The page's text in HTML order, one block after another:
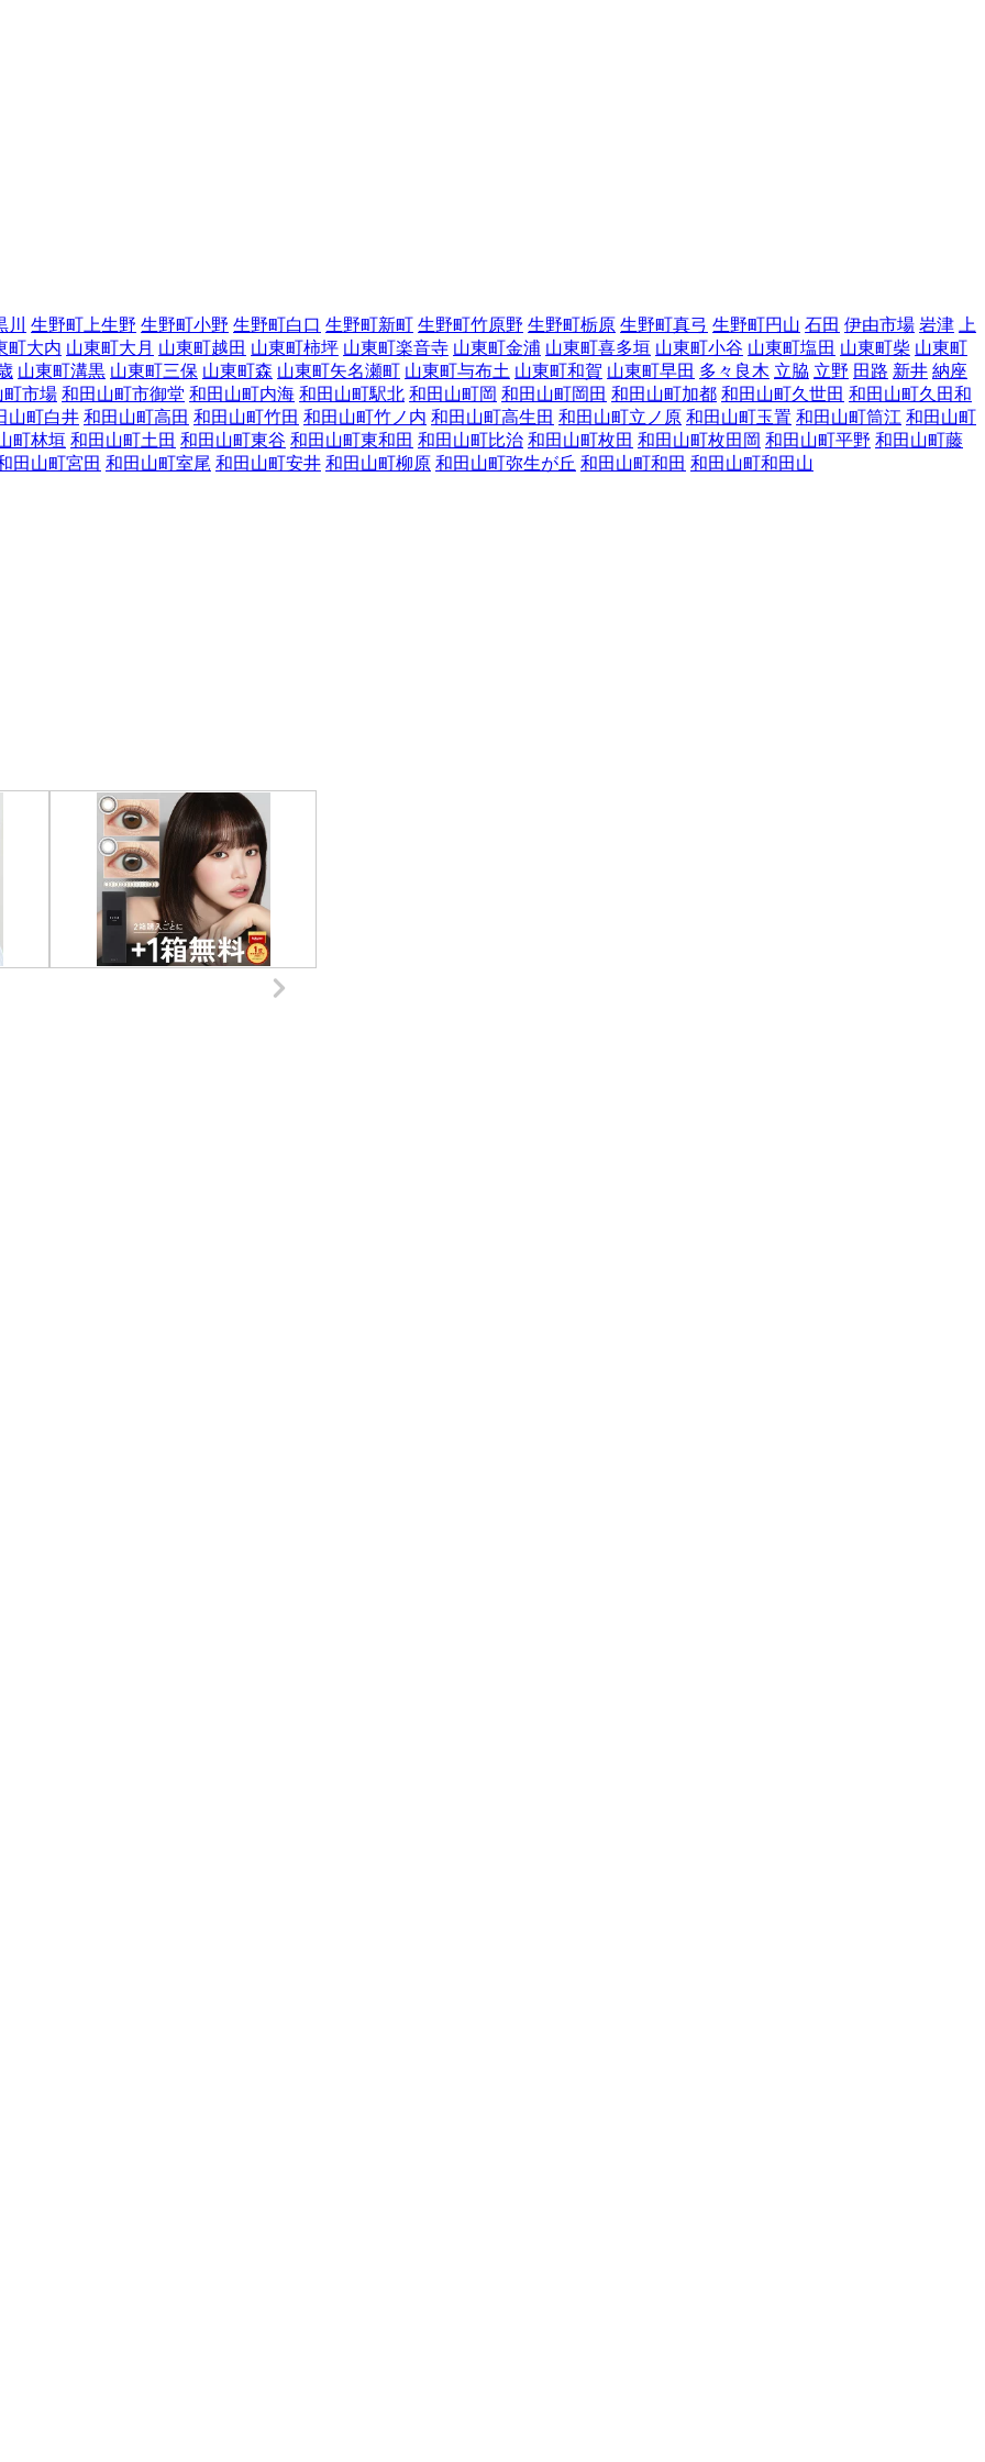
生野町上生野 生野町小野 生野町白口 生野町新町 生野町竹原野 生野町栃原 生野町真弓 生野町円山 石田 伊由市場 岩津
上
町大内 山東町大月 山東町越田 山東町柿坪 山東町楽音寺 山東町金浦 山東町喜多垣 山東町小谷 山東町塩田 山東町柴 山東町
山東町溝黒 山東町三保 山東町森 山東町矢名瀬町 山東町与布土 山東町和賀 山東町早田 多々良木 立脇 立野 田路 新井 納座
町市場 和田山町市御堂 和田山町内海 和田山町駅北 和田山町岡 和田山町岡田 和田山町加都 和田山町久世田 和田山町久田和
山町白井 和田山町高田 和田山町竹田 和田山町竹ノ内 和田山町高生田 和田山町立ノ原 和田山町玉置 和田山町筒江 和田山町
町林垣 和田山町土田 和田山町東谷 和田山町東和田 和田山町比治 和田山町枚田 和田山町枚田岡 和田山町平野 和田山町藤
田山町宮田 和田山町室尾 和田山町安井 和田山町柳原 和田山町弥生が丘 和田山町和田 和田山町和田山